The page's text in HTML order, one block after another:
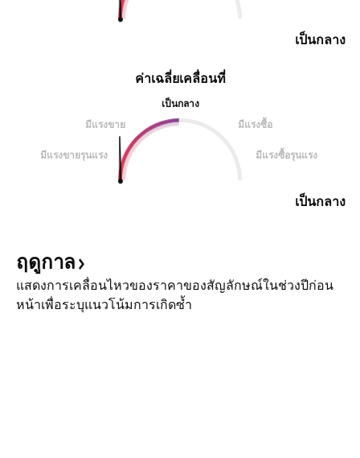
เป็นกลาง
ค่าเฉลี่ยเคลื่อนที่
เป็นกลาง
มีแรงขาย
มีแรงซื้อ
มีแรงขายรุนแรง มีแรงซื้อรุนแรง
เป็นกลาง
ฤดูกาล
แสดงการเคลื่อนไหวของราคาของสัญลักษณ์ในช่วงปีก่อน
หน้าเพื่อระบุแนวโน้มการเกิดซ้ำ